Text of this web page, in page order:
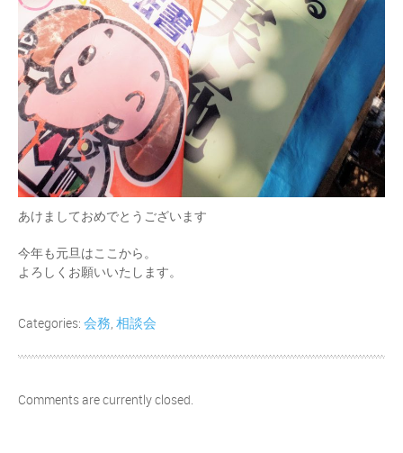
あけましておめでとうございます
今年も元旦はここから。
よろしくお願いいたします。
Categories: 会務, 相談会
Comments are currently closed.